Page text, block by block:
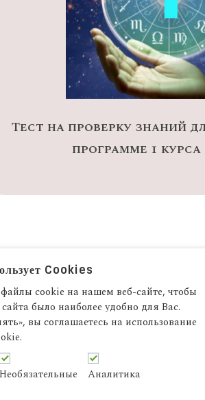
Тест на проверку знаний
программе 1
29942263
Cookies
cookie на нашем веб-сайте, чтобы
было наиболее удобно для Вас.
вы соглашаетесь на использование
Необязательные Аналитика